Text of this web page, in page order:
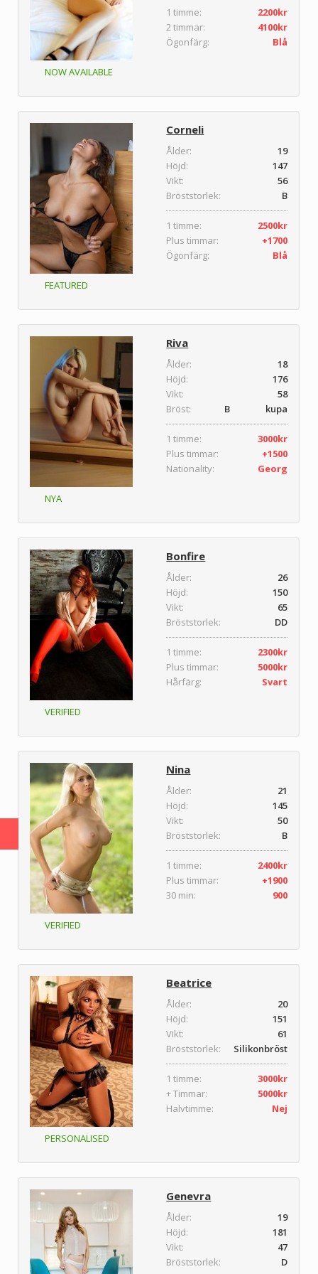
NOW AVAILABLE
1 timme:
2200kr
2 timmar:
4100kr
Ögonfärg:
Blå
FEATURED
Corneli
Ålder:
19
Höjd:
147
Vikt:
56
Bröststorlek:
B
1 timme:
2500kr
Plus timmar:
+1700
Ögonfärg:
Blå
NYA
Riva
Ålder:
18
Höjd:
176
Vikt:
58
Bröst:
B kupa
1 timme:
3000kr
Plus timmar:
+1500
Nationality:
Georg
VERIFIED
Bonfire
Ålder:
26
Höjd:
150
Vikt:
65
Bröststorlek:
DD
1 timme:
2300kr
Plus timmar:
5000kr
Hårfärg:
Svart
VERIFIED
Nina
Ålder:
21
Höjd:
145
Vikt:
50
Bröststorlek:
B
1 timme:
2400kr
Plus timmar:
+1900
30 min:
900
PERSONALISED
Beatrice
Ålder:
20
Höjd:
151
Vikt:
61
Bröststorlek:
Silikonbröst
1 timme:
3000kr
+ Timmar:
5000kr
Halvtimme:
Nej
Genevra
Ålder:
19
Höjd:
181
Vikt:
47
Bröststorlek:
D